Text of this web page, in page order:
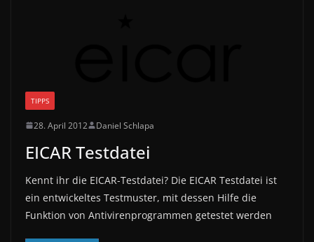
TIPPS
28. April 2012 Daniel Schlapa
EICAR Testdatei
Kennt ihr die EICAR-Testdatei? Die EICAR Testdatei ist
ein entwickeltes Testmuster, mit dessen Hilfe die
Funktion von Antivirenprogrammen getestet werden